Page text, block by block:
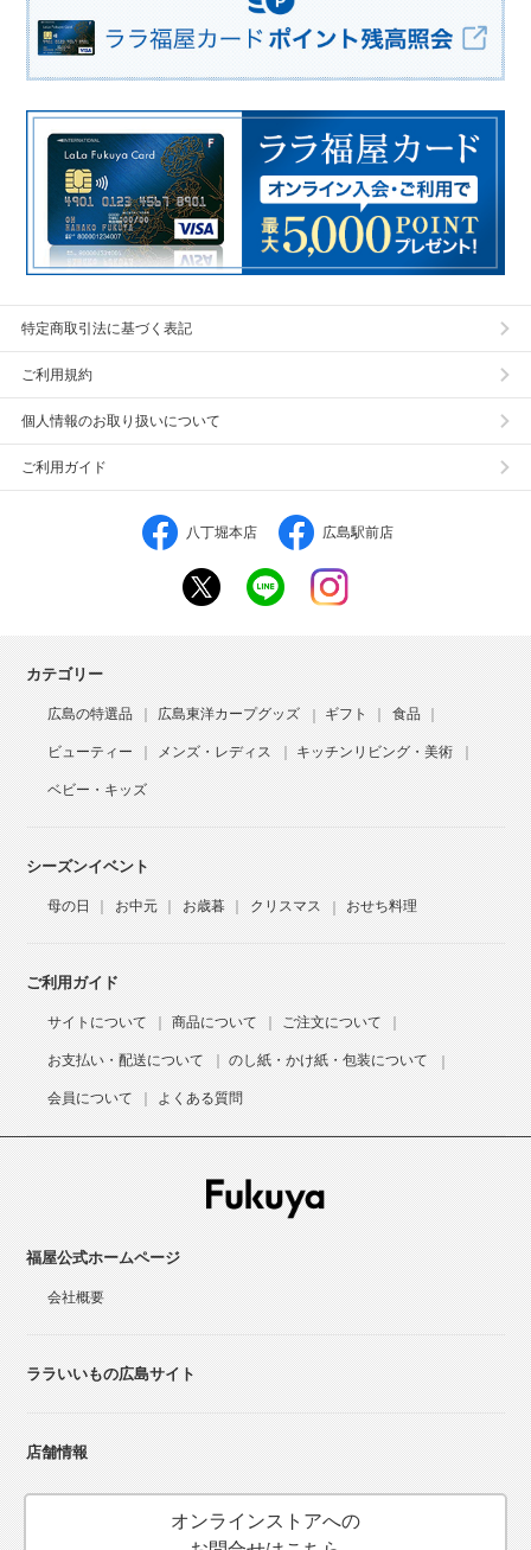
特定商取引法に基づく表記
ご利用規約
個人情報のお取り扱いについて
ご利用ガイド
八丁堀本店 広島駅前店
カテゴリー
広島の特選品 広島東洋カープグッズ ギフト 食品
ビューティー メンズ・レディス キッチンリビング・美術
ベビー・キッズ
シーズンイベント
母の日 お中元 お歳暮 クリスマス おせち料理
ご利用ガイド
サイトについて 商品について ご注文について
お支払い・配送について のし紙・かけ紙・包装について
会員について よくある質問
福屋公式ホームページ
会社概要
ララいいもの広島サイト
店舗情報
オンラインストアへの